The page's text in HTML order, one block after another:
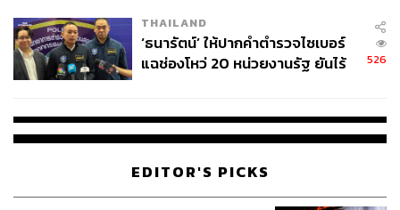
THAILAND
‘ธนารัตน์’ ให้ปากคำตำรวจไซเบอร์
แฉช่องโหว่ 20 หน่วยงานรัฐ ยันไร้
526
EDITOR'S PICKS